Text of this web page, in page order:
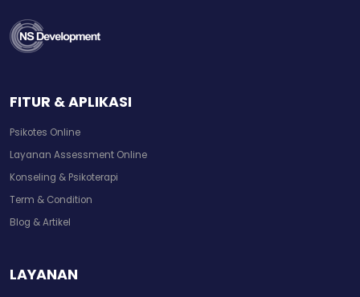
FITUR & APLIKASI
Psikotes Online
Layanan Assessment Online
Konseling & Psikoterapi
Term & Condition
Blog & Artikel
LAYANAN